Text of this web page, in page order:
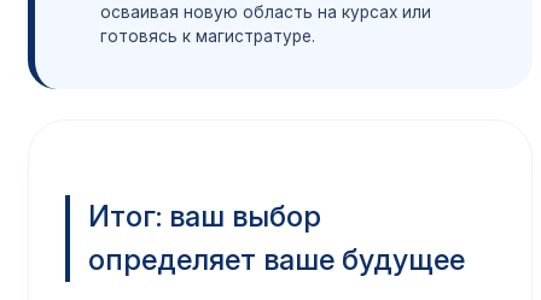
осваивая новую область на курсах или
готовясь к магистратуре.
Итог: ваш выбор
определяет ваше будущее